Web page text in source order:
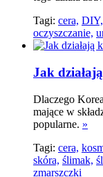
Tagi: cera, DIY,
oczyszczanie,
Jak
Dlaczego
mające w
popularne. »
Tagi: cera,
skóra, ślimak,
zmarszczki